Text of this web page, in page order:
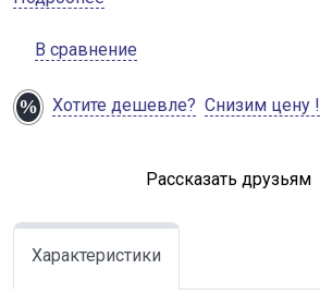
В сравнение
Хотите дешевле? Снизим цену !
Рассказать друзьям
Характеристики